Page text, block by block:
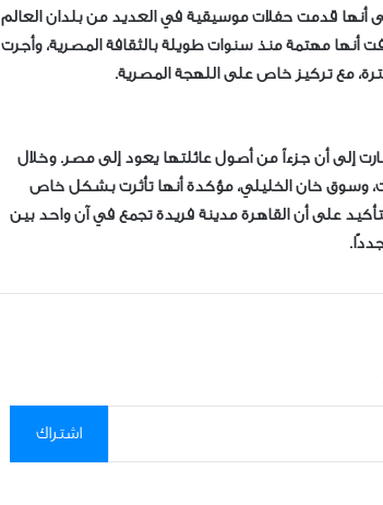
أنها قدمت حفلات موسيقية في العديد من بلدان العالم
أنها مهتمة منذ سنوات طويلة بالثقافة المصرية، وأجرت
مع تركيز خاص على اللهجة المصرية.
إلى أن جزءاً من أصول عائلتها يعود إلى مصر. وخلال
وسوق خان الخليلي، مؤكدة أنها تأثرت بشكل خاص
على أن القاهرة مدينة فريدة تجمع في آن واحد بين
اشتراك